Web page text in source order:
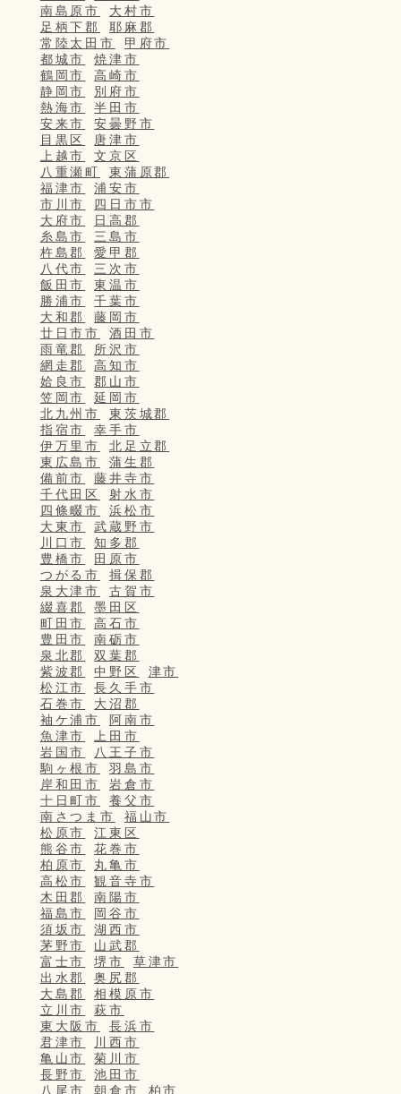
南島原市
大村市
足柄下郡
耶麻郡
常陸太田市
甲府市
都城市
焼津市
鶴岡市
高崎市
静岡市
別府市
熱海市
半田市
安来市
安曇野市
目黒区
唐津市
上越市
文京区
八重瀬町
東蒲原郡
福津市
浦安市
市川市
四日市市
大府市
日高郡
糸島市
三島市
杵島郡
愛甲郡
八代市
三次市
飯田市
東温市
勝浦市
千葉市
大和郡
藤岡市
廿日市市
酒田市
雨竜郡
所沢市
網走郡
高知市
姶良市
郡山市
笠岡市
延岡市
北九州市
東茨城郡
指宿市
幸手市
伊万里市
北足立郡
東広島市
蒲生郡
備前市
藤井寺市
千代田区
射水市
四條畷市
浜松市
大東市
武蔵野市
川口市
知多郡
豊橋市
田原市
つがる市
揖保郡
泉大津市
古賀市
綴喜郡
墨田区
町田市
高石市
豊田市
南砺市
泉北郡
双葉郡
紫波郡
中野区
津市
松江市
長久手市
石巻市
大沼郡
袖ケ浦市
阿南市
魚津市
上田市
岩国市
八王子市
駒ヶ根市
羽島市
岸和田市
岩倉市
十日町市
養父市
南さつま市
福山市
松原市
江東区
熊谷市
花巻市
柏原市
丸亀市
高松市
観音寺市
木田郡
南陽市
福島市
岡谷市
須坂市
湖西市
茅野市
山武郡
富士市
堺市
草津市
出水郡
奥尻郡
大島郡
相模原市
立川市
萩市
東大阪市
長浜市
君津市
川西市
亀山市
菊川市
長野市
池田市
八尾市
朝倉市
柏市